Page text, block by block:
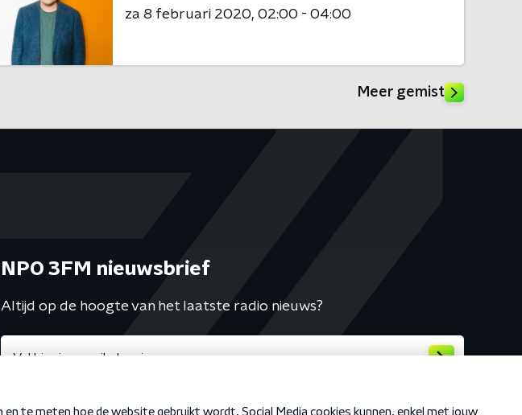
za 8 februari 2020 02:00 - 04:00
Meer gemist
NPO 3FM nieuwsbrief
Altijd op de hoogte van het laatste radio nieuws?